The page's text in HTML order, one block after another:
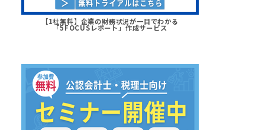
【1社無料】企業の財務状況が一目でわかる
「5FOCUSレポート」作成サービス